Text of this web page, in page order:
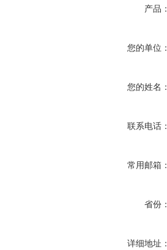
产品：
您的单位：
您的姓名：
联系电话：
常用邮箱：
省份：
详细地址：